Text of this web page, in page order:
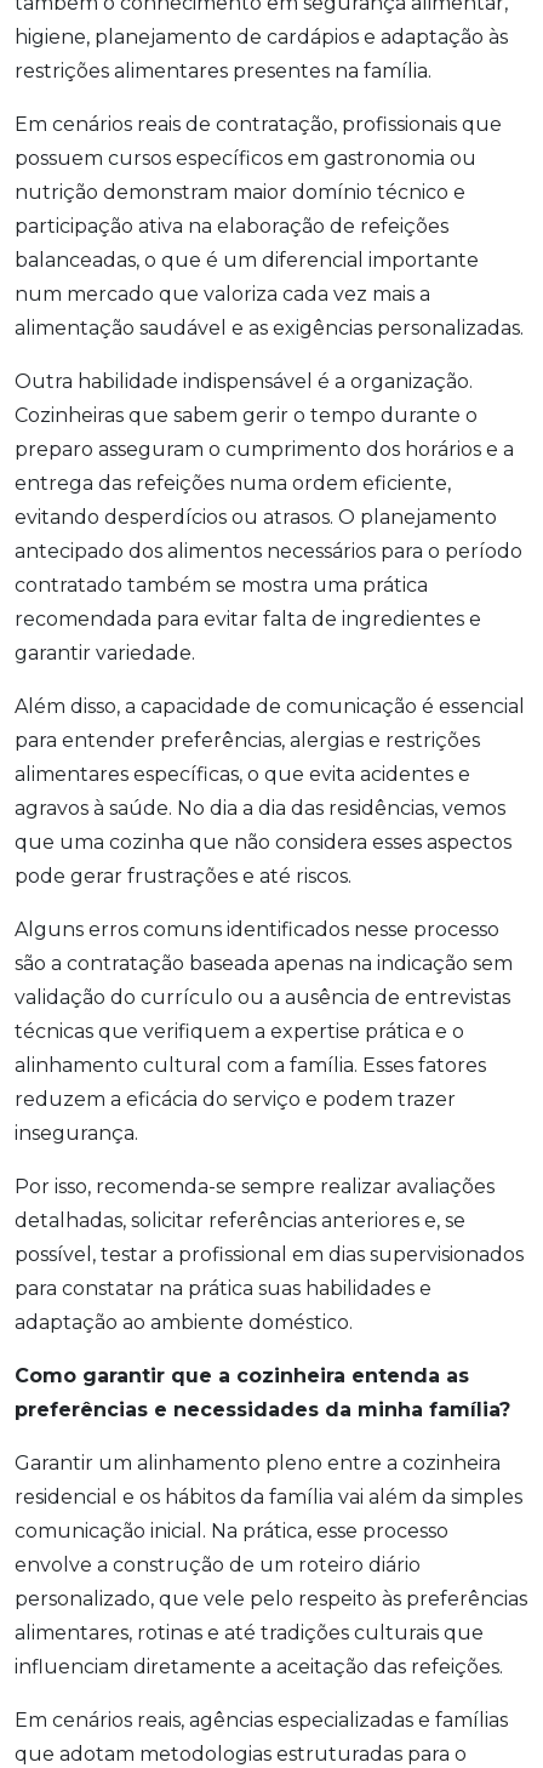
higiene, planejamento de cardápios e adaptação às
restrições alimentares presentes na família.
Em cenários reais de contratação, profissionais que
possuem cursos específicos em gastronomia ou
nutrição demonstram maior domínio técnico e
participação ativa na elaboração de refeições
balanceadas, o que é um diferencial importante
num mercado que valoriza cada vez mais a
alimentação saudável e as exigências personalizadas.
Outra habilidade indispensável é a organização.
Cozinheiras que sabem gerir o tempo durante o
preparo asseguram o cumprimento dos horários e a
entrega das refeições numa ordem eficiente,
evitando desperdícios ou atrasos. O planejamento
antecipado dos alimentos necessários para o período
contratado também se mostra uma prática
recomendada para evitar falta de ingredientes e
garantir variedade.
Além disso, a capacidade de comunicação é essencial
para entender preferências, alergias e restrições
alimentares específicas, o que evita acidentes e
agravos à saúde. No dia a dia das residências, vemos
que uma cozinha que não considera esses aspectos
pode gerar frustrações e até riscos.
Alguns erros comuns identificados nesse processo
são a contratação baseada apenas na indicação sem
validação do currículo ou a ausência de entrevistas
técnicas que verifiquem a expertise prática e o
alinhamento cultural com a família. Esses fatores
reduzem a eficácia do serviço e podem trazer
insegurança.
Por isso, recomenda-se sempre realizar avaliações
detalhadas, solicitar referências anteriores e, se
possível, testar a profissional em dias supervisionados
para constatar na prática suas habilidades e
adaptação ao ambiente doméstico.
Como garantir que a cozinheira entenda as
preferências e necessidades da minha família?
Garantir um alinhamento pleno entre a cozinheira
residencial e os hábitos da família vai além da simples
comunicação inicial. Na prática, esse processo
envolve a construção de um roteiro diário
personalizado, que vele pelo respeito às preferências
alimentares, rotinas e até tradições culturais que
influenciam diretamente a aceitação das refeições.
Em cenários reais, agências especializadas e famílias
que adotam metodologias estruturadas para o